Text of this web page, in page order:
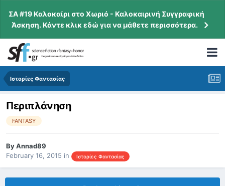
ΣΑ #19 Καλοκαίρι στο Χωριό - Καλοκαιρινή Συγγραφική
Άσκηση. Κάντε κλικ εδώ για να μάθετε περισσότερα.
Ιστορίες Φαντασίας
Περιπλάνηση
FANTASY
ByAnnad89
February 16, 2015 in Ιστορίες Φαντασίας